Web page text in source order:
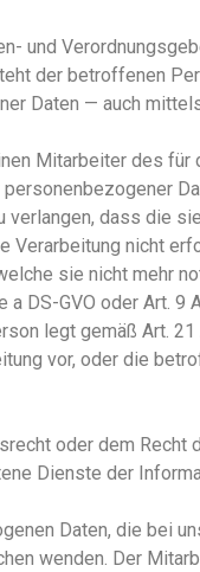
und
der betroffenen
Daten — auch
Mitarbeiter des für
verlangen, dass die
Verarbeitung nicht
sie nicht mehr
DS-GVO oder Art. 9
legt gemäß Art. 21
vor, oder die
oder dem Recht
Dienste der
Daten, die bei
wenden. Der